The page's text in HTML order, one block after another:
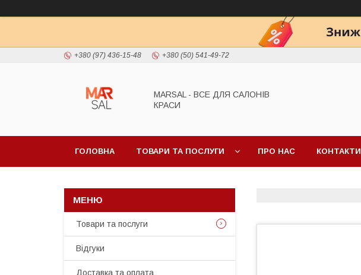
+380 (97) 436-15-48 +380 (50) 541-49-72
MARSAL - ВСЕ ДЛЯ САЛОНІВ
КРАСИ
ГОЛОВНА ТОВАРИ ТА ПОСЛУГИ ПРО НАС КОНТАКТИ
Товари та послуги
Відгуки
Доставка та оплата